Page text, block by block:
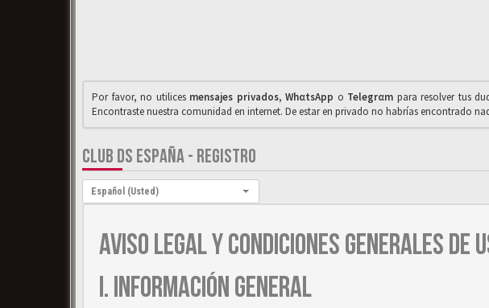
Por favor, no utilices mensajes privados,WhαtsApp o Telegrαm para resolver tus
Encontraste nuestra comunidad en internet. De estar en privado no habrías encontrado
CLUB DS ESPAÑA - REGISTRO
Idioma:
Español (Usted)
AVISO LEGAL Y CONDICIONES GENERALES DE
I. INFORMACIÓN GENERAL